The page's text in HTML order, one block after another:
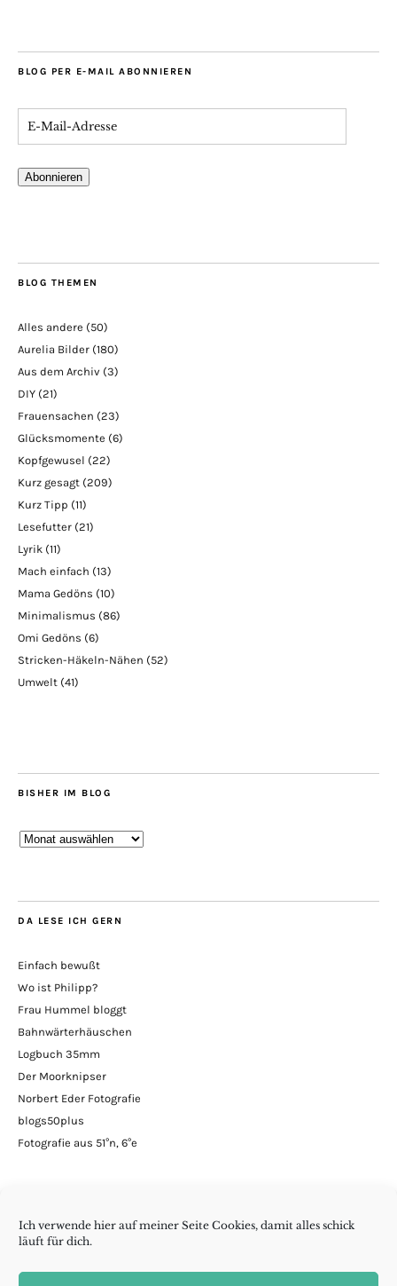
Ich verwende hier auf meiner Seite Cookies, damit alles schick
läuft für dich.
BLOG PER E-MAIL ABONNIEREN
Abonnieren
BLOG THEMEN
Alles andere (50)
Aurelia Bilder (180)
Aus dem Archiv (3)
DIY (21)
Frauensachen (23)
Glücksmomente (6)
Kopfgewusel (22)
Kurz gesagt (209)
Kurz Tipp (11)
Lesefutter (21)
Lyrik (11)
Mach einfach (13)
Mama Gedöns (10)
Minimalismus (86)
Omi Gedöns (6)
Stricken-Häkeln-Nähen (52)
Umwelt (41)
BISHER IM BLOG
Bisher
DA LESE ICH GERN
Einfach bewußt
Wo ist Philipp?
Frau Hummel bloggt
Bahnwärterhäuschen
Logbuch 35mm
Der Moorknipser
Norbert Eder Fotografie
blogs50plus
Fotografie aus 51°n, 6°e
Minimalismus | DIY | Handarbeiten | andern Krams